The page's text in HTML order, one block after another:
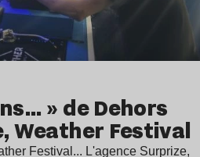
» de Dehors
Weather Festival
Festival... L'agence Surprize,